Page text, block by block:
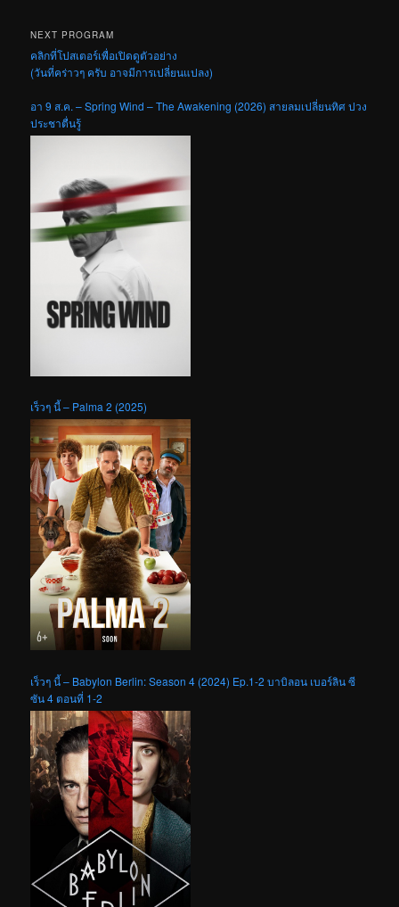
NEXT PROGRAM
คลิกที่โปสเตอร์เพื่อเปิดดูตัวอย่าง
(วันที่คร่าวๆ ครับ อาจมีการเปลี่ยนแปลง)
อา 9 ส.ค. – Spring Wind – The Awakening (2026) สายลมเปลี่ยนทิศ ปวง
ประชาตื่นรู้
เร็วๆ นี้ – Palma 2 (2025)
เร็วๆ นี้ – Babylon Berlin: Season 4 (2024) Ep.1-2 บาบิลอน เบอร์ลิน ซี
ซัน 4 ตอนที่ 1-2